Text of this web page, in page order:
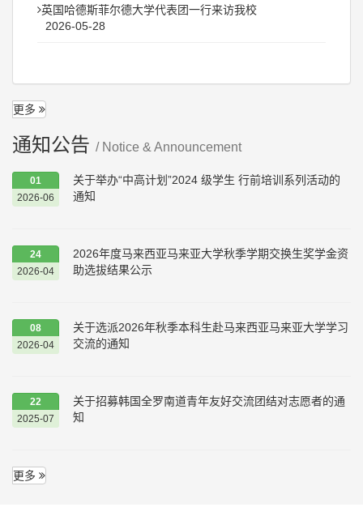
英国哈德斯菲尔德大学代表团一行来访我校
2026-05-28
更多
通知公告 / Notice & Announcement
01
2026-06
关于举办“中高计划”2024 级学生 行前培训系列活动的
通知
24
2026-04
2026年度马来西亚马来亚大学秋季学期交换生奖学金资
助选拔结果公示
08
2026-04
关于选派2026年秋季本科生赴马来西亚马来亚大学学习
交流的通知
22
2025-07
关于招募韩国全罗南道青年友好交流团结对志愿者的通
知
更多